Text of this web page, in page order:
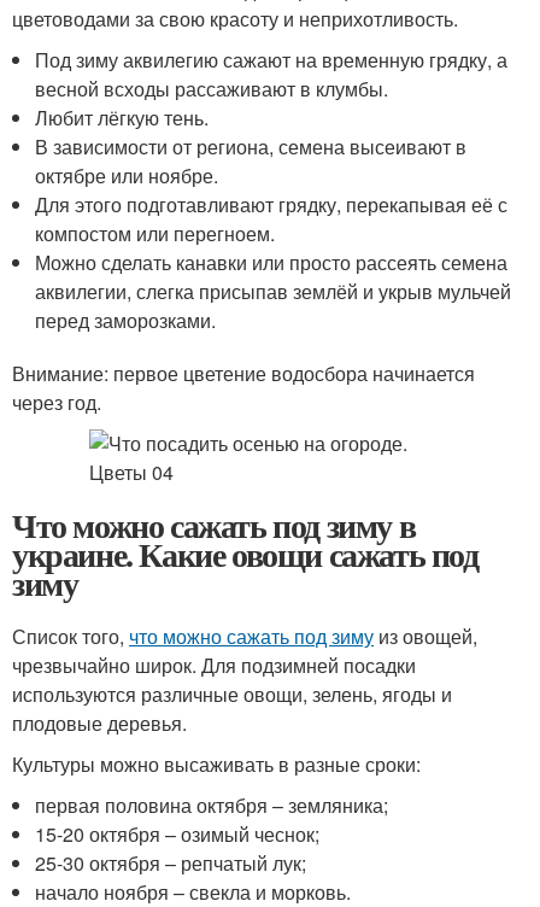
цветоводами за свою красоту и неприхотливость.
Под зиму аквилегию сажают на временную грядку, а
весной всходы рассаживают в клумбы.
Любит лёгкую тень.
В зависимости от региона, семена высеивают в
октябре или ноябре.
Для этого подготавливают грядку, перекапывая её с
компостом или перегноем.
Можно сделать канавки или просто рассеять семена
аквилегии, слегка присыпав землёй и укрыв мульчей
перед заморозками.
Внимание: первое цветение водосбора начинается
через год.
Что можно сажать под зиму в
украине. Какие овощи сажать под
зиму
Список того, что можно сажать под зиму из овощей,
чрезвычайно широк. Для подзимней посадки
используются различные овощи, зелень, ягоды и
плодовые деревья.
Культуры можно высаживать в разные сроки:
первая половина октября – земляника;
15-20 октября – озимый чеснок;
25-30 октября – репчатый лук;
начало ноября – свекла и морковь.